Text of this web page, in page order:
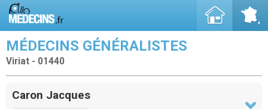
MÉDECINS GÉNÉRALISTES
Viriat - 01440
Caron Jacques